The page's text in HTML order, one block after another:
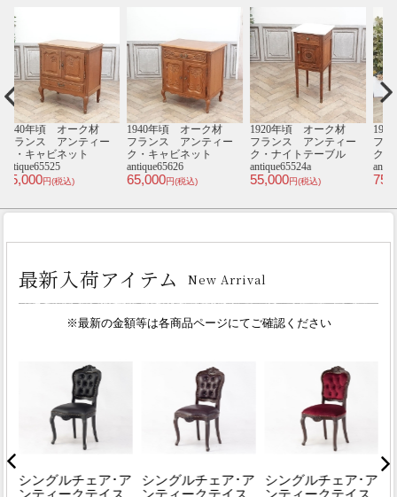
1930年頃 オーク材
フランス アンティー
ク・キャビネット
antique65517
75,000円(税込)
1930年頃 マホガニー
材 フランス アンテ
ィーク・ナイトテーブ
ル antique65607b
105,000円(税込)
1930年頃 オーク材
フランス アンティー
ク・ネストテーブル
antique65500b
49,000円(税込)